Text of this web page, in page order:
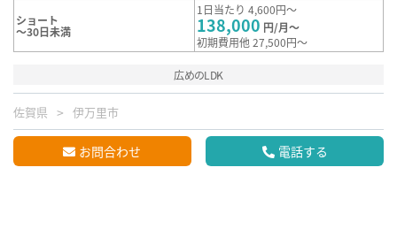
ショート
～30日未満
1日当たり 4,600円～
138,000 円/月～
初期費用他 27,500円～
広めのLDK
佐賀県 伊万里市
お問合わせ 電話する